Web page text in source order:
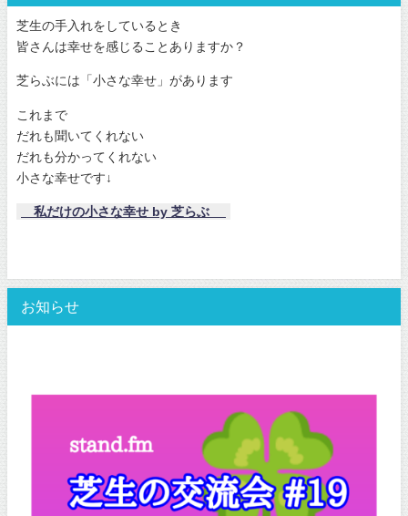
芝生の手入れをしているとき
皆さんは幸せを感じることありますか？
芝らぶには「小さな幸せ」があります
これまで
だれも聞いてくれない
だれも分かってくれない
小さな幸せです↓
私だけの小さな幸せ by 芝らぶ
お知らせ